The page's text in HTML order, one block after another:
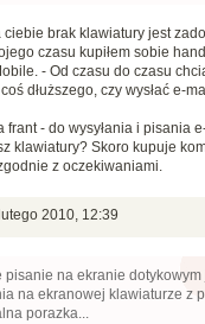
ciebie brak klawiatury jest
czasu kupiłem sobie
- Od czasu do czasu
dłuższego, czy wysłać e-
frant - do wysyłania i pisania
klawiatury? Skoro kupuje
z oczekiwaniami.
2010, 12:39
pisanie na ekranie
na ekranowej klawiaturze z
porazka...